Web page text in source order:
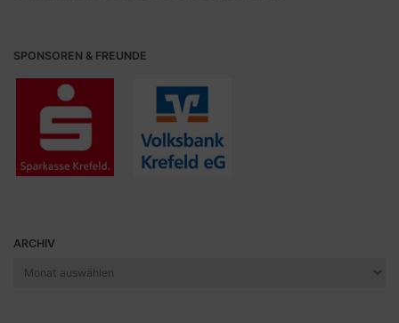
SPONSOREN & FREUNDE
ARCHIV
Archiv